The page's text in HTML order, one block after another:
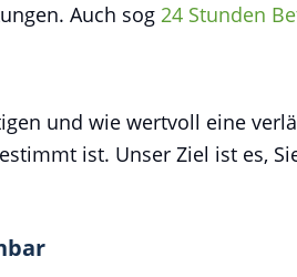
Auch sog 24 Stunden
und wie wertvoll eine
ist. Unser Ziel ist es,